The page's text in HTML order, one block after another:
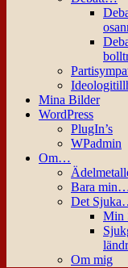
Mina Bilder
WordPress
PlugIn’s
WPadmin
Om…
Bara
Det
Min
Om mig